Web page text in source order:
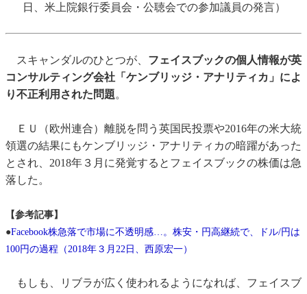
日、米上院銀行委員会・公聴会での参加議員の発言）
スキャンダルのひとつが、 フェイスブックの個人情報が英
コンサルティング会社「ケンブリッジ・アナリティカ」によ
り不正利用された問題。
ＥＵ（欧州連合）離脱を問う英国民投票や2016年の米大統
領選の結果にもケンブリッジ・アナリティカの暗躍があった
とされ、2018年３月に発覚するとフェイスブックの株価は急
落した。
【参考記事】
●Facebook株急落で市場に不透明感…。株安・円高継続で、ドル/円は
100円の過程（2018年３月22日、西原宏一）
もしも、リブラが広く使われるようになれば、フェイスブ